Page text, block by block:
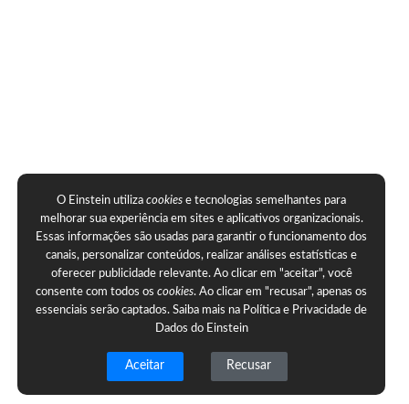
O Einstein utilizacookies e tecnologias semelhantes para
melhorar sua experiência em sites e aplicativos organizacionais.
Essas informações são usadas para garantir o funcionamento dos
canais, personalizar conteúdos, realizar análises estatísticas e
oferecer publicidade relevante. Ao clicar em "aceitar", você
consente com todos oscookies. Ao clicar em "recusar", apenas os
essenciais serão captados. Saiba mais na Política e Privacidade de
Dados do Einstein
Aceitar Recusar